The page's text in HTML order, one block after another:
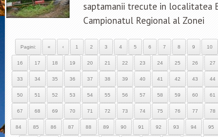
saptamanii trecute in localitatea
Campionatul Regional al Zonei
Pagini: « ‹ 1 2 3 4 5 6 7 8 9 10
16 17 18 19 20 21 22 23 24 25 26 27
33 34 35 36 37 38 39 40 41 42 43 44
50 51 52 53 54 55 56 57 58 59 60 61
67 68 69 70 71 72 73 74 75 76 77 78
84 85 86 87 88 89 90 91 92 93 94 95